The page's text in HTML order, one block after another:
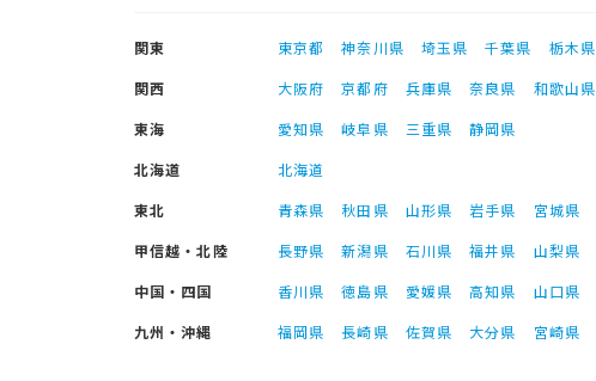
関東 東京都 神奈川県 埼玉県 千葉県 栃木県
関西
大阪府 京都府 兵庫県 奈良県 和歌山県
東海
愛知県 岐阜県 三重県
静岡県
北海道
北海道
東北
青森県 秋田県 山形県 岩手県 宮城県
甲信越・北陸
長野県 新潟県 石川県 福井県 山梨県
中国・四国
香川県 徳島県 愛媛県 高知県 山口県
九州・沖縄
福岡県 長崎県 佐賀県 大分県 宮崎県